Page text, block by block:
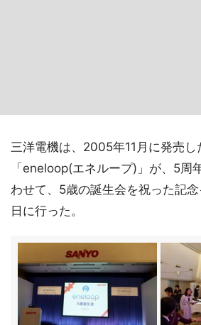
三洋電機は、2005年11月に発売し
「eneloop(エネループ)」が、5周
わせて、5歳の誕生会を祝った記
日に行った。